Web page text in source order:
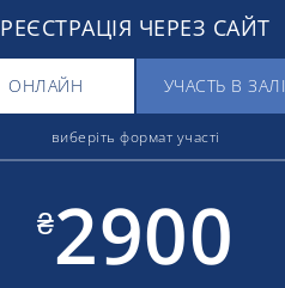
РЕЄСТРАЦІЯ ЧЕРЕЗ САЙТ
ОНЛАЙН УЧАСТЬ В ЗАЛІ
виберіть формат участі
₴2900